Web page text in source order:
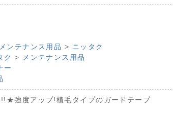
メンテナンス用品 > ニッタク
ク >
メンテナンス用品
ー
強度アップ!植毛タイプのガードテープ